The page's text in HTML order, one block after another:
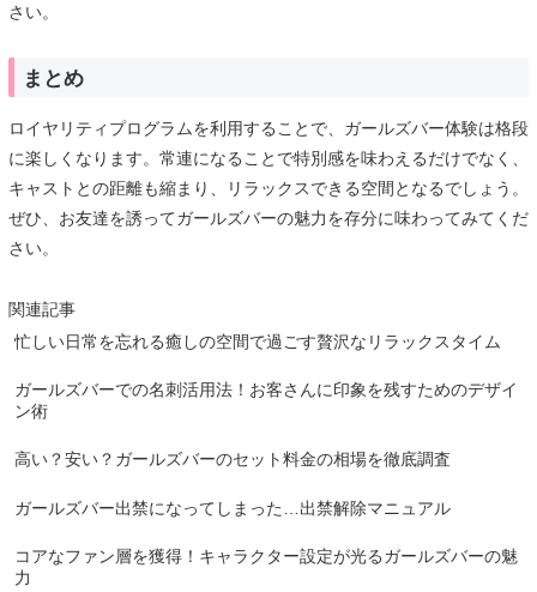
さい。
まとめ
ロイヤリティプログラムを利用することで、ガールズバー体験は格段
に楽しくなります。常連になることで特別感を味わえるだけでなく、
キャストとの距離も縮まり、リラックスできる空間となるでしょう。
ぜひ、お友達を誘ってガールズバーの魅力を存分に味わってみてくだ
さい。
関連記事
忙しい日常を忘れる癒しの空間で過ごす贅沢なリラックスタイム
ガールズバーでの名刺活用法！お客さんに印象を残すためのデザイ
ン術
高い？安い？ガールズバーのセット料金の相場を徹底調査
ガールズバー出禁になってしまった…出禁解除マニュアル
コアなファン層を獲得！キャラクター設定が光るガールズバーの魅
力